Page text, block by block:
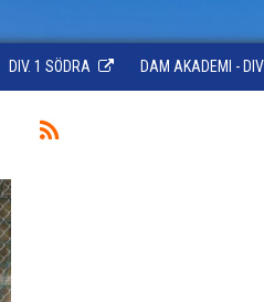
DIV. 1 SÖDRA DAM AKADEMI -